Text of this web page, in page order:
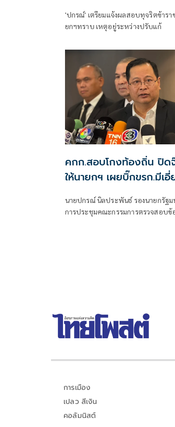
'ปกรณ์' เตรียมแจ้งผลสอบทุจริตข้ารา
ยกฯทราบ เหตุอยู่ระหว่างปรับแก้
คกก.สอบโกงท้องถิ่น ปิด
ให้นายกฯ เผยบิ๊กขรก.มีเ
นายปกรณ์ นิลประพันธ์ รองนายกรัฐ
การประชุมคณะกรรมการตรวจสอบข้
การเมือง
เปลว สีเงิน
คอลัมนิสต์